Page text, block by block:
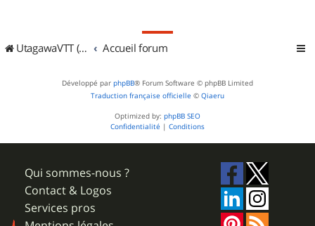
UtagawaVTT (Randos VTT et VTTAE avec traces GPS) Accueil forum
Développé par phpBB® Forum Software © phpBB Limited
Traduction française officielle © Qiaeru
Optimized by: phpBB SEO
Confidentialité | Conditions
Qui sommes-nous ?
Contact & Logos
Services pros